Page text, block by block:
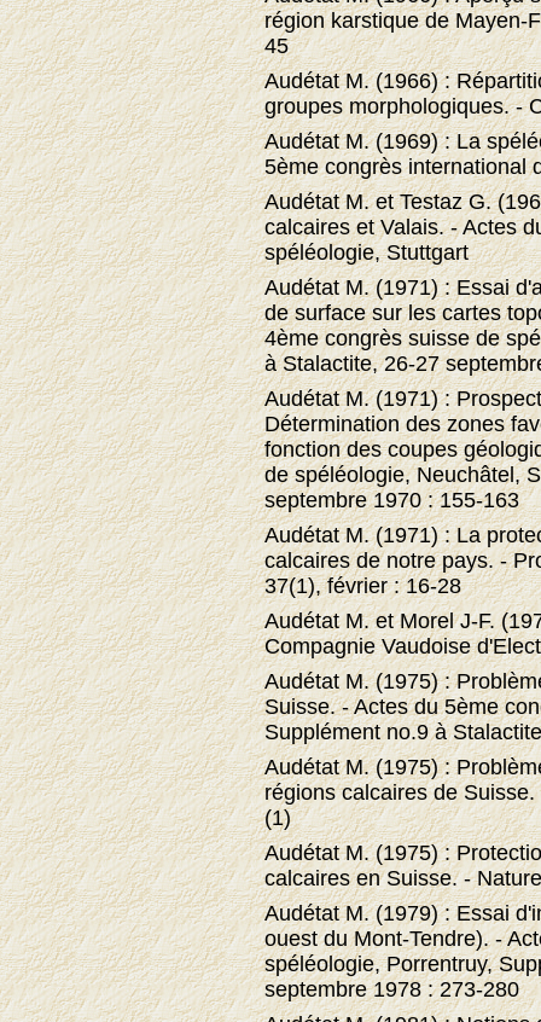
région karstique de Mayen-
45
Audétat M. (1966) :
groupes morphologiques. -
Audétat M. (1969) : La
5ème congrès international
Audétat M. et Testaz G.
calcaires et Valais. - Actes
spéléologie, Stuttgart
Audétat M. (1971) : Essai
de surface sur les cartes
4ème congrès suisse de
à Stalactite, 26-27
Audétat M. (1971) :
Détermination des zones
fonction des coupes
de spéléologie, Neuchâtel,
septembre 1970 : 155-163
Audétat M. (1971) : La
calcaires de notre pays. -
37(1), février : 16-28
Audétat M. et Morel J-F.
Compagnie Vaudoise
Audétat M. (1975) :
Suisse. - Actes du 5ème
Supplément no.9 à
Audétat M. (1975) :
régions calcaires de
(1)
Audétat M. (1975) :
calcaires en Suisse. -
Audétat M. (1979) : Essai
ouest du Mont-Tendre). -
spéléologie, Porrentruy,
septembre 1978 : 273-280